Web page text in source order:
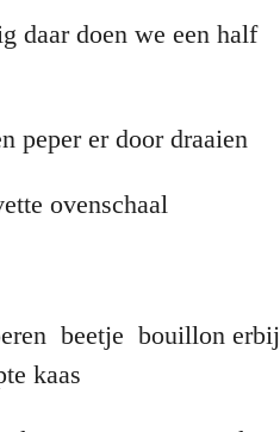
daar doen we een half
peper er door draaien
ovenschaal
beetje bouillon erbij
kaas